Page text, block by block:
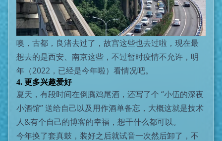
噢，古都，良渚去过了，故宫这些也去过啦，现在最
想去的是西安、南京这些，不过暂时疫情不允许，明
年（2022，已经是今年啦）看情况吧。
4. 更多兴趣爱好
夏天，有段时间在倒腾鸡尾酒，还写了个 “小伍的深夜
小酒馆”送给自己以及用作酒单备忘，大概这就是技术
人&有个自己的博客的幸福，想干什么都可以。
今年换了套真鼓，装好之后就试音一次然后卸了，不